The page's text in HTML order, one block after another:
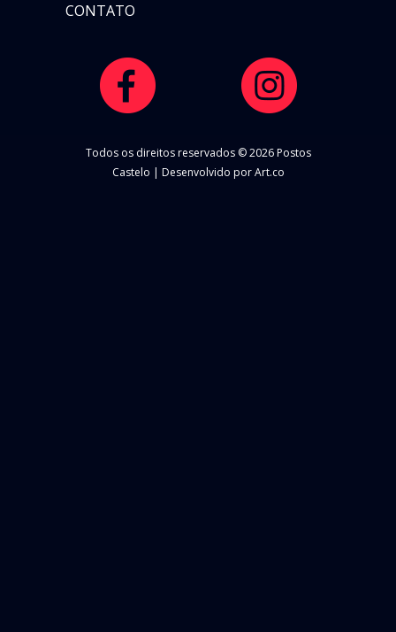
CONTATO
Todos os direitos reservados © 2026 Postos
Castelo | Desenvolvido por Art.co